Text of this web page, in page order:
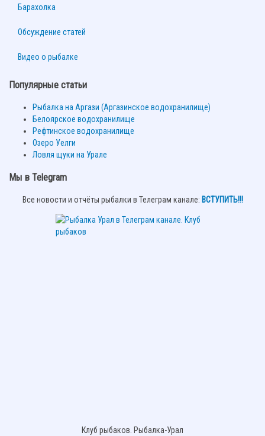
Барахолка
Обсуждение статей
Видео о рыбалке
Популярные статьи
Рыбалка на Аргази (Аргазинское водохранилище)
Белоярское водохранилище
Рефтинское водохранилище
Озеро Уелги
Ловля щуки на Урале
Мы в Telegram
Все новости и отчёты рыбалки в Телеграм канале: ВСТУПИТЬ!!!
Клуб рыбаков. Рыбалка-Урал